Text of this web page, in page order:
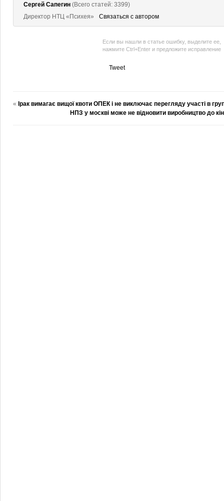
Сергей Сапегин (Всего статей: 3399)
Директор НТЦ «Психея»
Связаться с автором
Если вы нашли в статье ошибку, выделите ее,
нажмите Ctrl+Enter и предложите исправление
Tweet
« Ірак вимагає вищої квоти ОПЕК і не виключає перегляду участі в
НПЗ у москві може не відновити виробництво до